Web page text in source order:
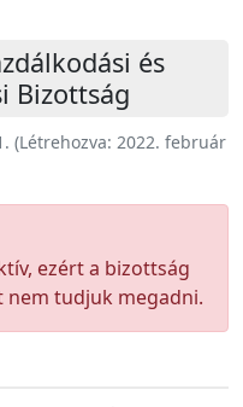
és
Bizottság
(Létrehozva: 2022. február
ezért a bizottság
tudjuk megadni.